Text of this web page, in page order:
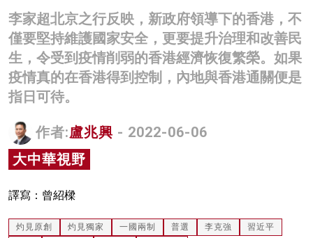
商業
科技
影片
名家榜
灼見活動
關於我們
李家超北京之行反映，新政府領導下的香港，不
僅要堅持維護國家安全，更要提升治理和改善民
生，令受到疫情削弱的香港經濟恢復繁榮。如果
疫情真的在香港得到控制，內地與香港通關便是
指日可待。
作者:盧兆興 - 2022-06-06
大中華視野
譯寫：曾紹樑
灼見原創 灼見獨家 一國兩制 普選 李克強
習近平